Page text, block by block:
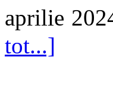
aprilie
tot...]